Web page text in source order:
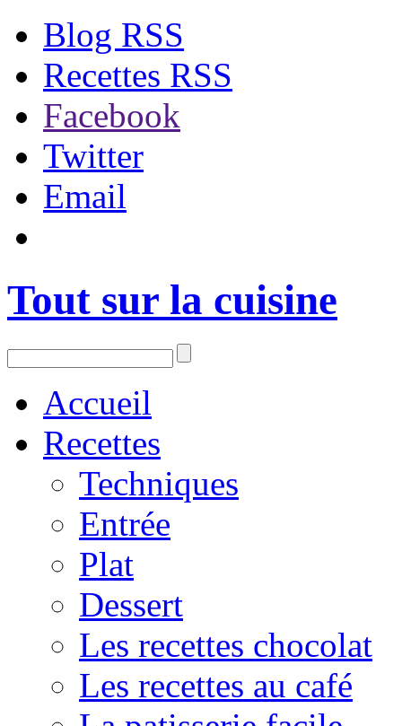
Blog RSS
Recettes RSS
Facebook
Twitter
Email
Tout sur la cuisine
Accueil
Recettes
Techniques
Entrée
Plat
Dessert
Les recettes chocolat
Les recettes au café